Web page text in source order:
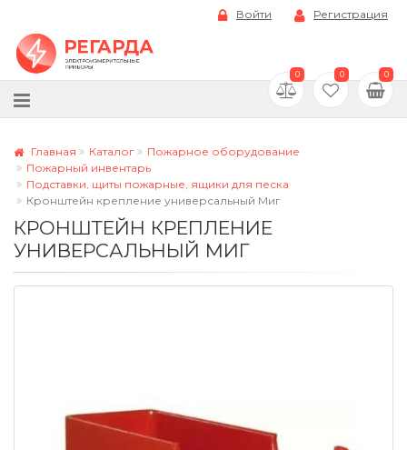
Войти Регистрация
0 0 0
Главная Каталог
Пожарное оборудование
Пожарный инвентарь
Подставки, щиты пожарные, ящики для песка
Кронштейн крепление универсальный Миг
КРОНШТЕЙН КРЕПЛЕНИЕ
УНИВЕРСАЛЬНЫЙ МИГ